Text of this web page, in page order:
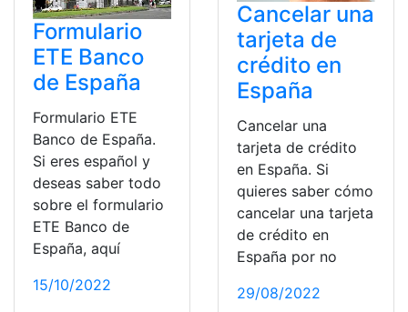
Formulario
ETE Banco
de España
Formulario ETE
Banco de España.
Si eres español y
deseas saber todo
sobre el formulario
ETE Banco de
España, aquí
15/10/2022
Cancelar una
tarjeta de
crédito en
España
Cancelar una
tarjeta de crédito
en España. Si
quieres saber cómo
cancelar una tarjeta
de crédito en
España por no
29/08/2022